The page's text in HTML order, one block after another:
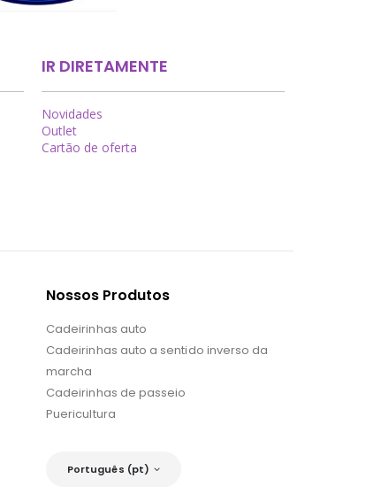
IR DIRETAMENTE
Novidades
Outlet
Cartão de oferta
Nossos Produtos
Cadeirinhas auto
Cadeirinhas auto a sentido inverso da
marcha
Cadeirinhas de passeio
Puericultura
Português (pt)